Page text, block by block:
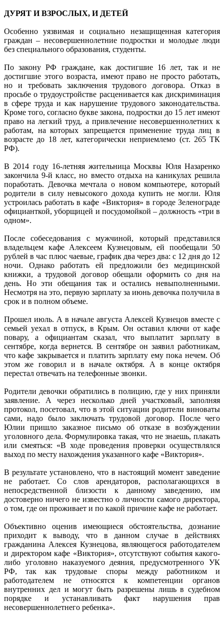
ДУРЯТ И ВЗРОСЛЫХ, И ДЕТЕЙ
Особенно уязвимая и социально незащищенная категория
граждан – несовершеннолетние подростки и молодые люди
без специального образования, студенты.
По закону РФ граждане, как достигшие 16 лет, так и не
достигшие этого возраста, имеют право не просто работать,
но и требовать заключения трудового договора. Отказ в
просьбе о трудоустройстве расценивается как дискриминация
в сфере труда и как нарушение трудового законодательства.
Кроме того, согласно букве закона, подростки до 15 лет имеют
право на легкий труд, а привлечение несовершеннолетних к
работам, на которых запрещается применение труда лиц в
возрасте до 18 лет, категорически неприемлемо (ст. 265 ТК
РФ).
В 2014 году 16-летняя жительница Москвы Юля Назаренко
закончила 9-й класс, но вместо отдыха на каникулах решила
поработать. Девочка мечтала о новом компьютере, который
родители в силу невысокого дохода купить не могли. Юля
устроилась работать в кафе «Виктория» в городе Зеленограде
официанткой, уборщицей и посудомойкой – должность «три в
одном».
После собеседования с мужчиной, который представился
владельцем кафе Алексеем Кузнецовым, ей пообещали 50
рублей в час плюс чаевые, график два через два: с 12 дня до 12
ночи. Однако работать ей предложили без медицинской
книжки, а трудовой договор обещали оформить со дня на
день. Но эти обещания так и остались невыполненными.
Несмотря на это, первую зарплату за июнь девочка получила в
срок и в полном объеме.
Прошел июль. А в начале августа Алексей Кузнецов вместе с
семьей уехал в отпуск, в Крым. Он оставил ключи от кафе
повару, а официантам сказал, что выплатит зарплату в
сентябре, когда вернется. В сентябре он заявил работникам,
что кафе закрывается и платить зарплату ему пока нечем. Об
этом же говорил и в начале октября. А в конце октября
перестал отвечать на телефонные звонки.
Родители девочки обратились в полицию, где у них приняли
заявление. А через несколько дней участковый, заполняя
протокол, посетовал, что в этой ситуации родители виноваты
сами, надо было заключать трудовой договор. После чего
Юлии пришло заказное письмо об отказе в возбуждении
уголовного дела. Формулировка такая, что не знаешь, плакать
или смеяться: «В ходе проведения проверки осуществлялся
выход по месту нахождения указанного кафе «Виктория».
В результате установлено, что в настоящий момент заведение
не работает. Со слов арендаторов, располагающихся в
непосредственной близости к данному заведению, им
достоверно ничего не известно о личности самого директора,
о том, где он проживает и по какой причине кафе не работает.
Объективно оценив имеющиеся обстоятельства, дознание
приходит к выводу, что в данном случае в действиях
гражданина Алексея Кузнецова, являющегося работодателем
и директором кафе «Виктория», отсутствуют события какого-
либо уголовно наказуемого деяния, предусмотренного УК
РФ, так как трудовые споры между работником и
работодателем не относятся к компетенции органов
внутренних дел и могут быть разрешены лишь в судебном
порядке и устанавливать факт нарушения прав
несовершеннолетнего ребенка».